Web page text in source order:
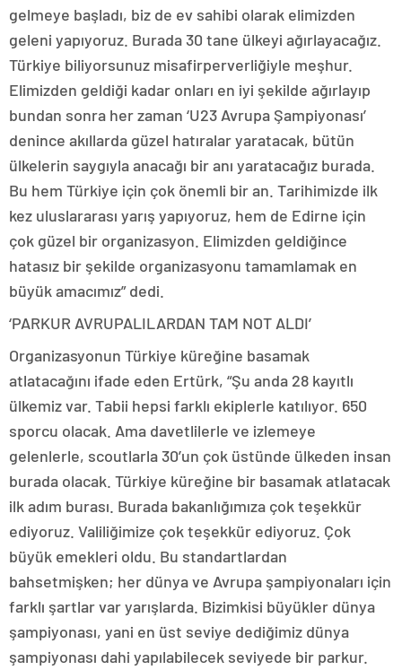
gelmeye başladı, biz de ev sahibi olarak elimizden
geleni yapıyoruz. Burada 30 tane ülkeyi ağırlayacağız.
Türkiye biliyorsunuz misafirperverliğiyle meşhur.
Elimizden geldiği kadar onları en iyi şekilde ağırlayıp
bundan sonra her zaman ‘U23 Avrupa Şampiyonası’
denince akıllarda güzel hatıralar yaratacak, bütün
ülkelerin saygıyla anacağı bir anı yaratacağız burada.
Bu hem Türkiye için çok önemli bir an. Tarihimizde ilk
kez uluslararası yarış yapıyoruz, hem de Edirne için
çok güzel bir organizasyon. Elimizden geldiğince
hatasız bir şekilde organizasyonu tamamlamak en
büyük amacımız” dedi.
‘PARKUR AVRUPALILARDAN TAM NOT ALDI’
Organizasyonun Türkiye küreğine basamak
atlatacağını ifade eden Ertürk, “Şu anda 28 kayıtlı
ülkemiz var. Tabii hepsi farklı ekiplerle katılıyor. 650
sporcu olacak. Ama davetlilerle ve izlemeye
gelenlerle, scoutlarla 30’un çok üstünde ülkeden insan
burada olacak. Türkiye küreğine bir basamak atlatacak
ilk adım burası. Burada bakanlığımıza çok teşekkür
ediyoruz. Valiliğimize çok teşekkür ediyoruz. Çok
büyük emekleri oldu. Bu standartlardan
bahsetmişken; her dünya ve Avrupa şampiyonaları için
farklı şartlar var yarışlarda. Bizimkisi büyükler dünya
şampiyonası, yani en üst seviye dediğimiz dünya
şampiyonası dahi yapılabilecek seviyede bir parkur.